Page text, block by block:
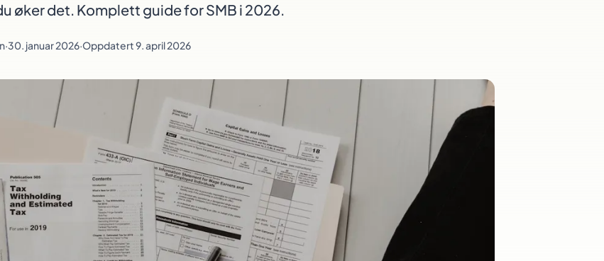
øker det. Komplett guide for SMB i 2026.
·30. januar 2026·Oppdatert 9. april 2026